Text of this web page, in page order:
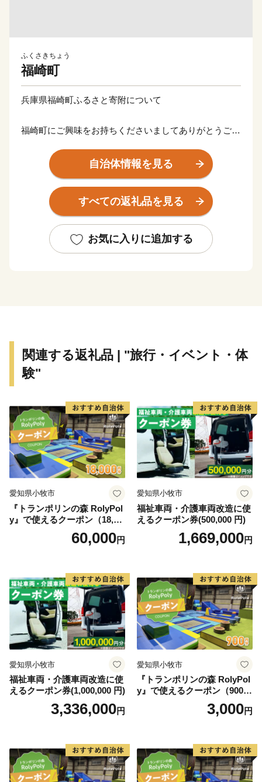
ふくさきちょう
福崎町
兵庫県福崎町ふるさと寄附について
福崎町にご興味をお持ちくださいましてありがとうござ
心ばかりではございますが、ご寄附くださった方には
お礼の品をご用意させていただきます。
どうぞ福崎町を応援くださいますようよろしくお願いい
たします。
※福崎町は寄附回数の制限はございません。
※年に何度でもお申込みをしていただけます。
八百万の神が囁き、福が咲く。
播州福崎町。豊かな自然の風物に囲まれた、小さな町。
ここには目を見張るほどの“絶景” などないけれど、
じっと耳を澄ませば、山あいから、川辺から、田畑か
ら、くさむらから、
人々の営みの隙間から“人ならざるもの” の囁きが聞こえ
てくる町。
風が語り、水が語り、人が語る。ようこそ、万物が語り
し福崎へ。
自治体情報を見る
すべての返礼品を見る
お気に入りに追加する
関連する返礼品 | "旅行・イベント・体
験"
愛知県小牧市
『トランポリンの森 RolyPol
y』で使えるクーポン（18,00
60,000円
愛知県小牧市
福祉車両・介護車両改造に使
えるクーポン券(500,000 円)
1,669,000円
愛知県小牧市
福祉車両・介護車両改造に使
えるクーポン券(1,000,000 円)
3,336,000円
愛知県小牧市
『トランポリンの森 RolyPol
y』で使えるクーポン（900
3,000円